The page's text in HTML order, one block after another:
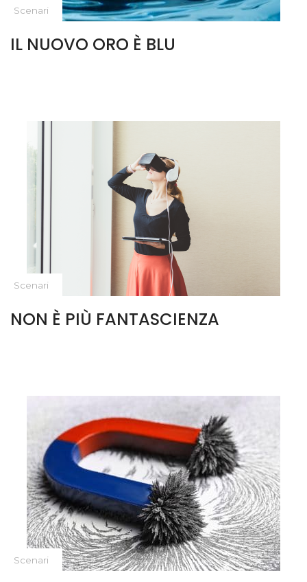
Scenari
IL NUOVO ORO È BLU
Scenari
NON È PIÙ FANTASCIENZA
Scenari